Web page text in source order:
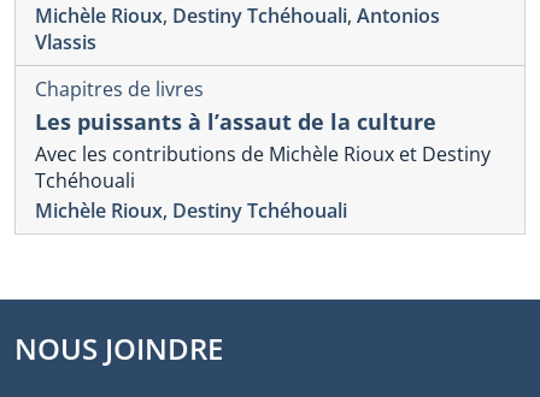
Michèle Rioux, Destiny Tchéhouali, Antonios
Vlassis
Chapitres de livres
Les puissants à l’assaut de la culture
Avec les contributions de Michèle Rioux et Destiny
Tchéhouali
Michèle Rioux, Destiny Tchéhouali
NOUS JOINDRE